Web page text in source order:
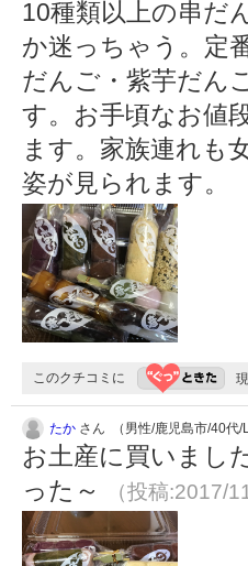
10種類以上の串だ
か迷っちゃう。定
だんご・紫芋だん
す。お手頃なお値
ます。家族連れも
姿が見られます。
このクチコミに
たか さん （男性/鹿児島市/40代/
お土産に買いまし
った～
（投稿:2017/